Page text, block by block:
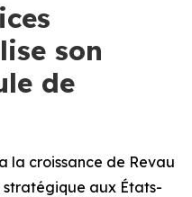
son
de
la croissance de Revau
stratégique aux États-